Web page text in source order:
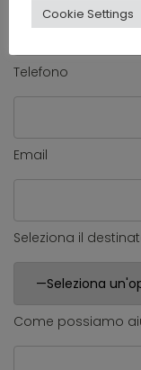
Telefono
Email
Seleziona il
Come possiamo
Cookie Settings